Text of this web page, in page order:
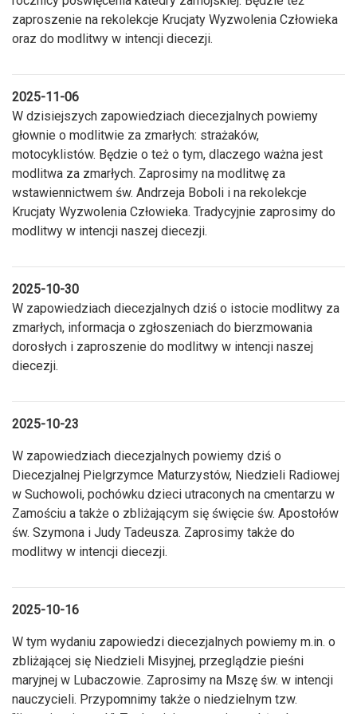
zaproszenie na rekolekcje Krucjaty Wyzwolenia Człowieka
oraz do modlitwy w intencji diecezji.
2025-11-06
W dzisiejszych zapowiedziach diecezjalnych powiemy
głownie o modlitwie za zmarłych: strażaków,
motocyklistów. Będzie o też o tym, dlaczego ważna jest
modlitwa za zmarłych. Zaprosimy na modlitwę za
wstawiennictwem św. Andrzeja Boboli i na rekolekcje
Krucjaty Wyzwolenia Człowieka. Tradycyjnie zaprosimy do
modlitwy w intencji naszej diecezji.
2025-10-30
W zapowiedziach diecezjalnych dziś o istocie modlitwy za
zmarłych, informacja o zgłoszeniach do bierzmowania
dorosłych i zaproszenie do modlitwy w intencji naszej
diecezji.
2025-10-23
W zapowiedziach diecezjalnych powiemy dziś o
Diecezjalnej Pielgrzymce Maturzystów, Niedzieli Radiowej
w Suchowoli, pochówku dzieci utraconych na cmentarzu w
Zamościu a także o zbliżającym się święcie św. Apostołów
św. Szymona i Judy Tadeusza. Zaprosimy także do
modlitwy w intencji diecezji.
2025-10-16
W tym wydaniu zapowiedzi diecezjalnych powiemy m.in. o
zbliżającej się Niedzieli Misyjnej, przeglądzie pieśni
maryjnej w Lubaczowie. Zaprosimy na Mszę św. w intencji
nauczycieli. Przypomnimy także o niedzielnym tzw.